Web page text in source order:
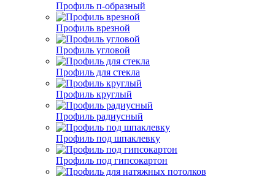
Профиль п-образный
Профиль врезной
Профиль угловой
Профиль для стекла
Профиль круглый
Профиль радиусный
Профиль под шпаклевку
Профиль под гипсокартон